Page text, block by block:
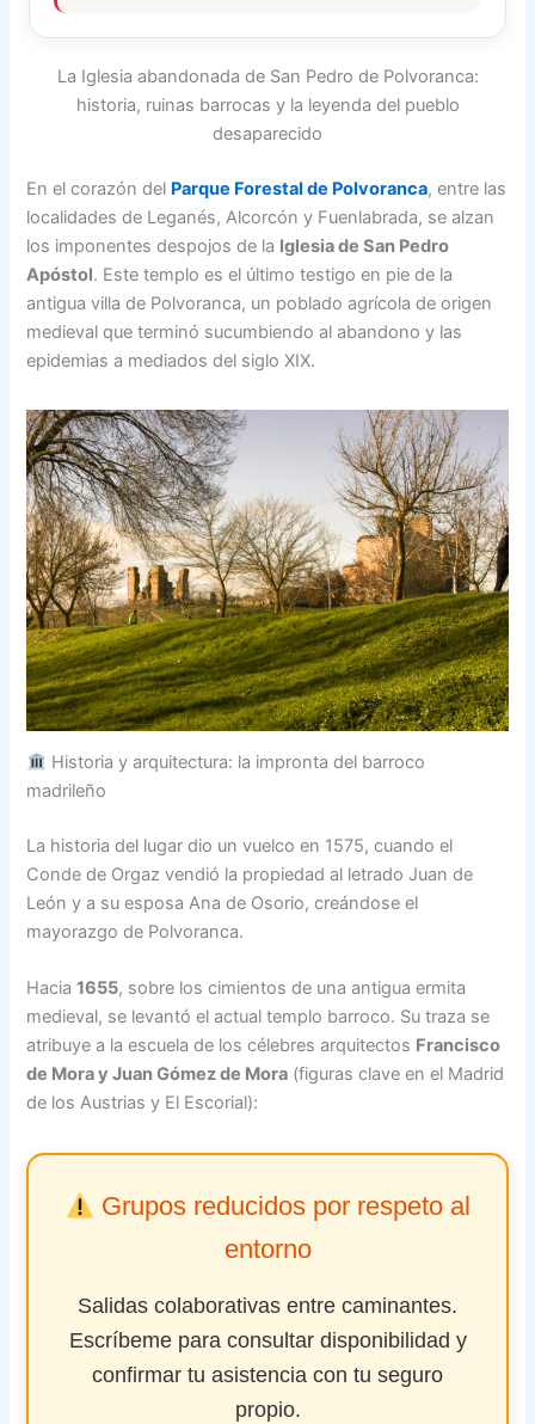
La Iglesia abandonada de San Pedro de Polvoranca:
historia, ruinas barrocas y la leyenda del pueblo
desaparecido
En el corazón del Parque Forestal de Polvoranca, entre las
localidades de Leganés, Alcorcón y Fuenlabrada, se alzan
los imponentes despojos de la Iglesia de San Pedro
Apóstol. Este templo es el último testigo en pie de la
antigua villa de Polvoranca, un poblado agrícola de origen
medieval que terminó sucumbiendo al abandono y las
epidemias a mediados del siglo XIX.
Historia y arquitectura: la impronta del barroco
madrileño
La historia del lugar dio un vuelco en 1575, cuando el
Conde de Orgaz vendió la propiedad al letrado Juan de
León y a su esposa Ana de Osorio, creándose el
mayorazgo de Polvoranca.
Hacia1655, sobre los cimientos de una antigua ermita
medieval, se levantó el actual templo barroco. Su traza se
atribuye a la escuela de los célebres arquitectos Francisco
de Mora y Juan Gómez de Mora (figuras clave en el Madrid
de los Austrias y El Escorial):
Grupos reducidos por respeto al
entorno
Salidas colaborativas entre caminantes.
Escríbeme para consultar disponibilidad y
confirmar tu asistencia con tu seguro
propio.